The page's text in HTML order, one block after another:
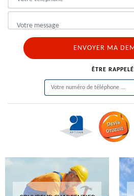
ÊTRE RAPPELÉ